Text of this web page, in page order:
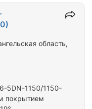
I
60 ТУ 1469-
I
60 ТУ 1469-017-
сопровождается…
5DN-1150/1150-
покрытием
область,